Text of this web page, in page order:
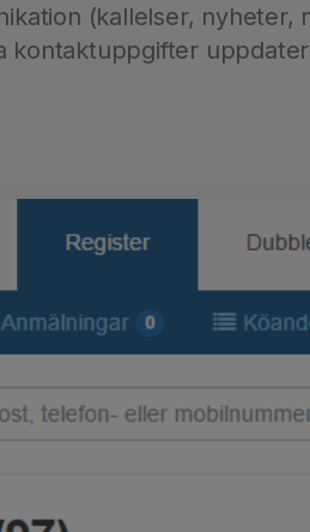
(kallelser,
kontaktuppgifter